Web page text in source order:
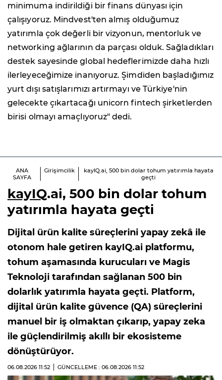
minimuma indirildiği bir finans dünyası için
çalışıyoruz. Mindvest'ten almış olduğumuz
yatırımla çok değerli bir vizyonun, mentorluk ve
networking ağlarının da parçası olduk. Sağladıkları
destek sayesinde global hedeflerimizde daha hızlı
ilerleyeceğimize inanıyoruz. Şimdiden başladığımız
yurt dışı satışlarımızı artırmayı ve Türkiye'nin
gelecekte çıkartacağı unicorn fintech şirketlerden
birisi olmayı amaçlıyoruz" dedi.
ANA
SAYFA
Girişimcilik
kayIQ.ai, 500 bin dolar tohum yatırımla hayata
geçti
kayIQ.ai, 500 bin dolar tohum
yatırımla hayata geçti
Dijital ürün kalite süreçlerini yapay zekâ ile
otonom hale getiren kayIQ.ai platformu,
tohum aşamasında kurucuları ve Magis
Teknoloji tarafından sağlanan 500 bin
dolarlık yatırımla hayata geçti. Platform,
dijital ürün kalite güvence (QA) süreçlerini
manuel bir iş olmaktan çıkarıp, yapay zeka
ile güçlendirilmiş akıllı bir ekosisteme
dönüştürüyor.
06.08.2026 11:52 GÜNCELLEME : 06.08.2026 11:52